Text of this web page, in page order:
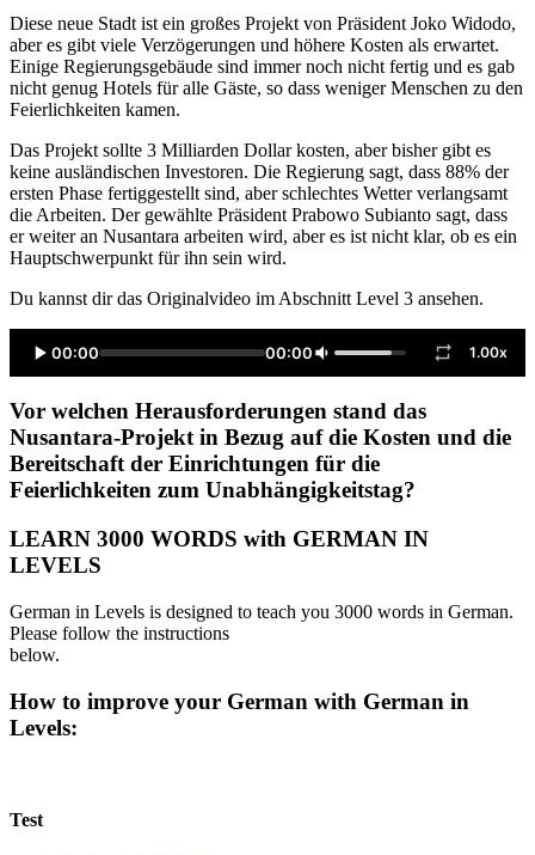
Diese neue Stadt ist ein großes Projekt von Präsident Joko Widodo,
aber es gibt viele Verzögerungen und höhere Kosten als erwartet.
Einige Regierungsgebäude sind immer noch nicht fertig und es gab
nicht genug Hotels für alle Gäste, so dass weniger Menschen zu den
Feierlichkeiten kamen.
Das Projekt sollte 3 Milliarden Dollar kosten, aber bisher gibt es
keine ausländischen Investoren. Die Regierung sagt, dass 88% der
ersten Phase fertiggestellt sind, aber schlechtes Wetter verlangsamt
die Arbeiten. Der gewählte Präsident Prabowo Subianto sagt, dass
er weiter an Nusantara arbeiten wird, aber es ist nicht klar, ob es ein
Hauptschwerpunkt für ihn sein wird.
Du kannst dir das Originalvideo im Abschnitt Level 3 ansehen.
00:00 00:00 1.00x
Vor welchen Herausforderungen stand das
Nusantara-Projekt in Bezug auf die Kosten und die
Bereitschaft der Einrichtungen für die
Feierlichkeiten zum Unabhängigkeitstag?
LEARN 3000 WORDS with GERMAN IN
LEVELS
German in Levels is designed to teach you 3000 words in German.
Please follow the instructions
below.
How to improve your German with German in
Levels:
Test